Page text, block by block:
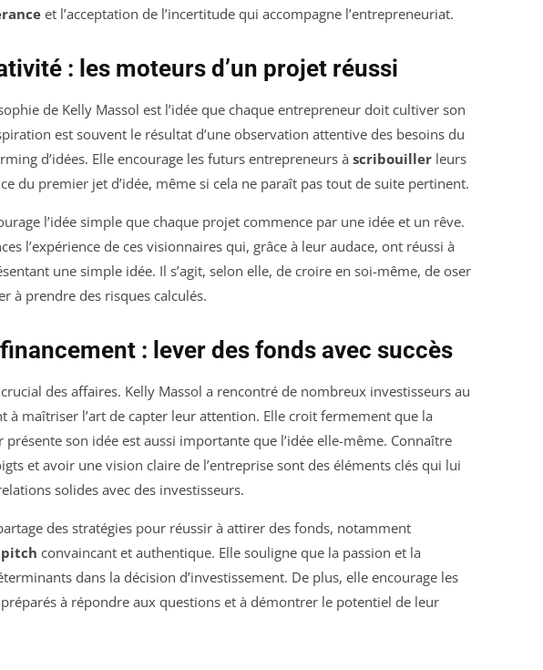
et l’acceptation de l’incertitude qui accompagne l’entrepreneuriat.
: les moteurs d’un projet réussi
de Kelly Massol est l’idée que chaque entrepreneur doit cultiver son
est souvent le résultat d’une observation attentive des besoins du
d’idées. Elle encourage les futurs entrepreneurs à scribouiller leurs
du premier jet d’idée, même si cela ne paraît pas tout de suite pertinent.
l’idée simple que chaque projet commence par une idée et un rêve.
l’expérience de ces visionnaires qui, grâce à leur audace, ont réussi à
une simple idée. Il s’agit, selon elle, de croire en soi-même, de oser
à prendre des risques calculés.
: lever des fonds avec succès
des affaires. Kelly Massol a rencontré de nombreux investisseurs au
à maîtriser l’art de capter leur attention. Elle croit fermement que la
son idée est aussi importante que l’idée elle-même. Connaître
et avoir une vision claire de l’entreprise sont des éléments clés qui lui
solides avec des investisseurs.
des stratégies pour réussir à attirer des fonds, notamment
pitch convaincant et authentique. Elle souligne que la passion et la
dans la décision d’investissement. De plus, elle encourage les
à répondre aux questions et à démontrer le potentiel de leur